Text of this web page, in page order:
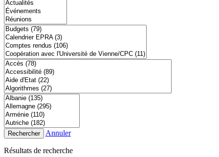
Rechercher Annuler
Résultats de recherche